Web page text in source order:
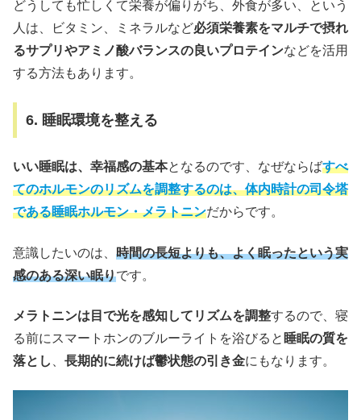
どうしても忙しくて栄養が偏りがち、外食が多い、という
人は、ビタミン、ミネラルなど必須栄養素をマルチで摂れ
るサプリやアミノ酸バランスの良いプロテインなどを活用
する方法もあります。
6. 睡眠環境を整える
いい睡眠は、幸福感の基本となるのです、なぜならばすべ
てのホルモンのリズムを調整するのは、体内時計の司令塔
である睡眠ホルモン・メラトニンだからです。
意識したいのは、 時間の長短よりも、よく眠ったという実
感のある深い眠りです。
メラトニンは目で光を感知してリズムを調整するので、寝
る前にスマートホンのブルーライトを浴びると 睡眠の質を
落とし
長期的に続けば鬱状態の引き金にもなります。